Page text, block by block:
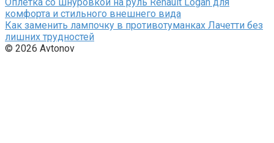
комфорта и стильного внешнего вида
Как заменить лампочку в противотуманках Лачетти без
лишних трудностей
© 2026 Avtonov